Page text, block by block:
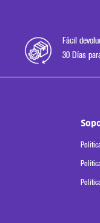
Fácil
30 Días